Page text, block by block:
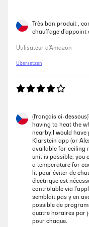
Très bon produit ,
chauffage d'appoint
Utilisateur d'Amazon
Übersetzen
(français ci-
having to heat the
nearby.I would
Klarstein app (or
available for ceiling
unit is possible, you
a temperature for
lit pour éviter de
électrique est
contrôlable via
semblait pas y en
possible de
quatre horaires par
pour chaque.